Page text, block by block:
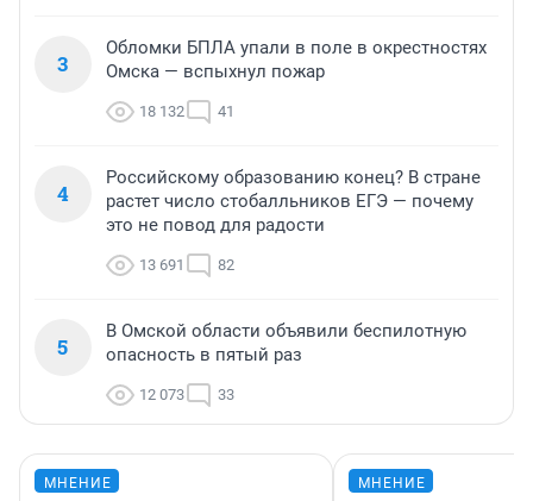
3
Обломки БПЛА упали в поле в окрестностях
Омска — вспыхнул пожар
18 132 41
4
Российскому образованию конец? В стране
растет число стобалльников ЕГЭ — почему
это не повод для радости
13 691 82
5
В Омской области объявили беспилотную
опасность в пятый раз
12 073 33
МНЕНИЕ МНЕНИЕ